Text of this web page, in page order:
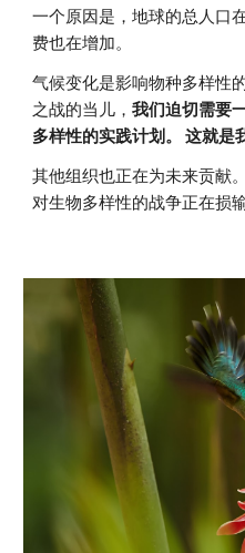
一个原因是，地球的总人口
费也在增加。
气候变化是影响物种多样性
之战的当儿，我们迫切需要
多样性的实践计划。 这就是
其他组织也正在为未来贡献
对生物多样性的战争正在损